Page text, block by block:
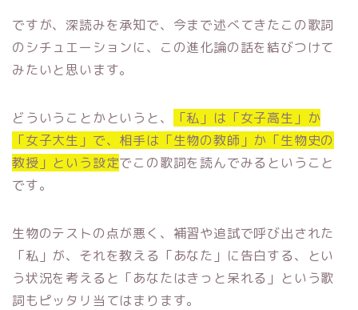
ですが、深読みを承知で、今まで述べてきたこの歌詞
のシチュエーションに、この進化論の話を結びつけて
みたいと思います。
どういうことかというと、
「私」は「女子高生」か
「女子大生」で、相手は「生物の教師」か「生物史の
教授」という設定でこの歌詞を読んでみるということ
です。
生物のテストの点が悪く、補習や追試で呼び出された
「私」が、それを教える「あなた」に告白する、とい
う状況を考えると「あなたはきっと呆れる」という歌
詞もピッタリ当てはまります。